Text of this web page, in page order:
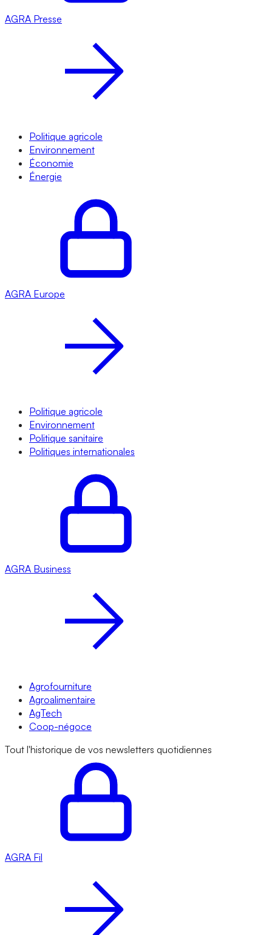
AGRA Presse
Politique agricole
Environnement
Économie
Énergie
AGRA Europe
Politique agricole
Environnement
Politique sanitaire
Politiques internationales
AGRA Business
Agrofourniture
Agroalimentaire
AgTech
Coop-négoce
Tout l'historique de vos newsletters quotidiennes
AGRA Fil